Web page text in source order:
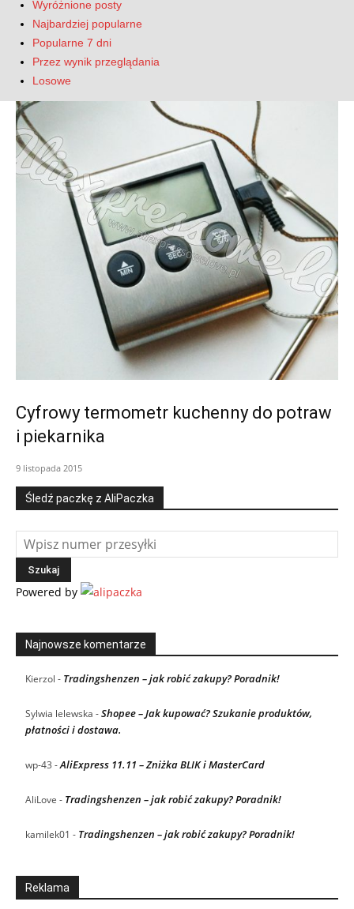
Wyróżnione posty
Najbardziej popularne
Popularne 7 dni
Przez wynik przeglądania
Losowe
Cyfrowy termometr kuchenny do potraw
i piekarnika
9 listopada 2015
Śledź paczkę z AliPaczka
Powered by
Najnowsze komentarze
Kierzol - Tradingshenzen – jak robić zakupy? Poradnik!
Sylwia lelewska -Shopee – Jak kupować? Szukanie produktów,
płatności i dostawa.
wp-43 -AliExpress 11.11 – Zniżka BLIK i MasterCard
AliLove - Tradingshenzen – jak robić zakupy? Poradnik!
kamilek01 - Tradingshenzen – jak robić zakupy? Poradnik!
Reklama